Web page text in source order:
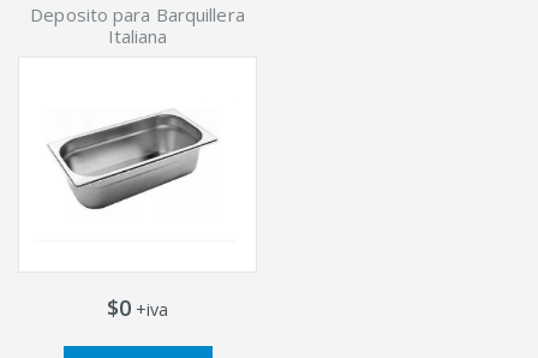
Deposito para Barquillera
Italiana
$0 +iva